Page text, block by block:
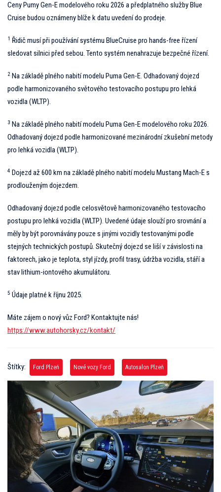
Ceny Pumy Gen-E modelového roku 2026 a předplatného služby Blue
Cruise budou oznámeny blíže k datu uvedení do prodeje.
1 Řidič musí při používání systému BlueCruise pro hands-free řízení
sledovat silnici před sebou. Tento systém nenahrazuje bezpečné řízení.
2 Na základě plného nabití modelu Puma Gen-E. Odhadovaný dojezd
podle harmonizovaného světového testovacího postupu pro lehká
vozidla (WLTP).
3 Na základě plného nabití modelu Puma Gen-E modelového roku 2026.
Odhadovaný dojezd podle harmonizované mezinárodní zkušební metody
pro lehká vozidla (WLTP).
4 Dojezd až 600 km na základě plného nabití modelu Mustang Mach-E s
prodlouženým dojezdem.
Odhadovaný dojezd podle celosvětově harmonizovaného testovacího
postupu pro lehká vozidla (WLTP). Uvedené údaje slouží pro srovnání a
měly by být porovnávány pouze s jinými vozidly testovanými podle
stejných technických postupů. Skutečný dojezd se liší v závislosti na
faktorech, jako je teplota, styl jízdy, profil trasy, údržba vozidla, stáří a
stav lithium-iontového akumulátoru.
5 Údaje platné k říjnu 2025.
Máte zájem o nový vůz Ford? Kontaktujte nás!
https://www.autohorsky.cz/kontakt/
Štítky: Ford Plzeň Nové vozy Ford Autosalon Plzeň